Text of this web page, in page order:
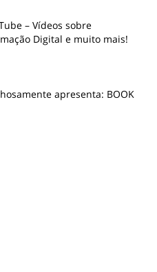
– Vídeos sobre
Digital e muito mais!
apresenta: BOOK